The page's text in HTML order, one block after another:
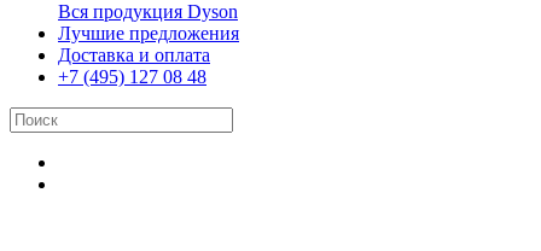
Вся продукция Dyson
Лучшие предложения
Доставка и оплата
+7 (495) 127 08 48